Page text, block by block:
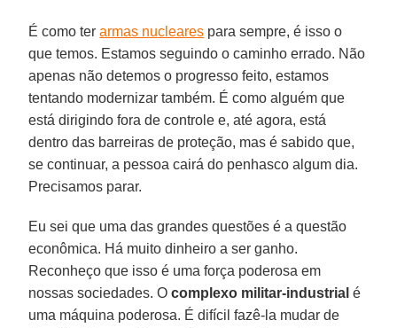
É como terarmas nucleares para sempre, é isso o
que temos. Estamos seguindo o caminho errado. Não
apenas não detemos o progresso feito, estamos
tentando modernizar também. É como alguém que
está dirigindo fora de controle e, até agora, está
dentro das barreiras de proteção, mas é sabido que,
se continuar, a pessoa cairá do penhasco algum dia.
Precisamos parar.
Eu sei que uma das grandes questões é a questão
econômica. Há muito dinheiro a ser ganho.
Reconheço que isso é uma força poderosa em
nossas sociedades. Ocomplexo militar-industrial é
uma máquina poderosa. É difícil fazê-la mudar de